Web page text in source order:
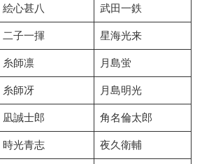
絵心甚八 武田一鉄
二子一揮 星海光来
糸師凛 月島蛍
糸師冴 月島明光
凪誠士郎 角名倫太郎
時光青志 夜久衛輔